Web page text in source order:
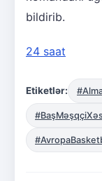
bildirib.
24 saat
Etiketlər: